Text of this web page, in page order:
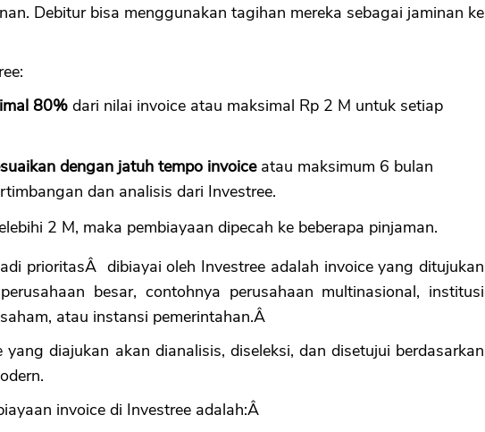
Debitur bisa menggunakan tagihan mereka sebagai jaminan ke
80% dari nilai invoice atau maksimal Rp 2 M untuk setiap
dengan jatuh tempo invoiceatau maksimum 6 bulan
dan analisis dari Investree.
2 M, maka pembiayaan dipecah ke beberapa pinjaman.
prioritasÂ dibiayai oleh Investree adalah invoice yang ditujukan
besar, contohnya perusahaan multinasional, institusi
atau instansi pemerintahan.Â
yang diajukan akan dianalisis, diseleksi, dan disetujui berdasarkan
invoice di Investree adalah:Â